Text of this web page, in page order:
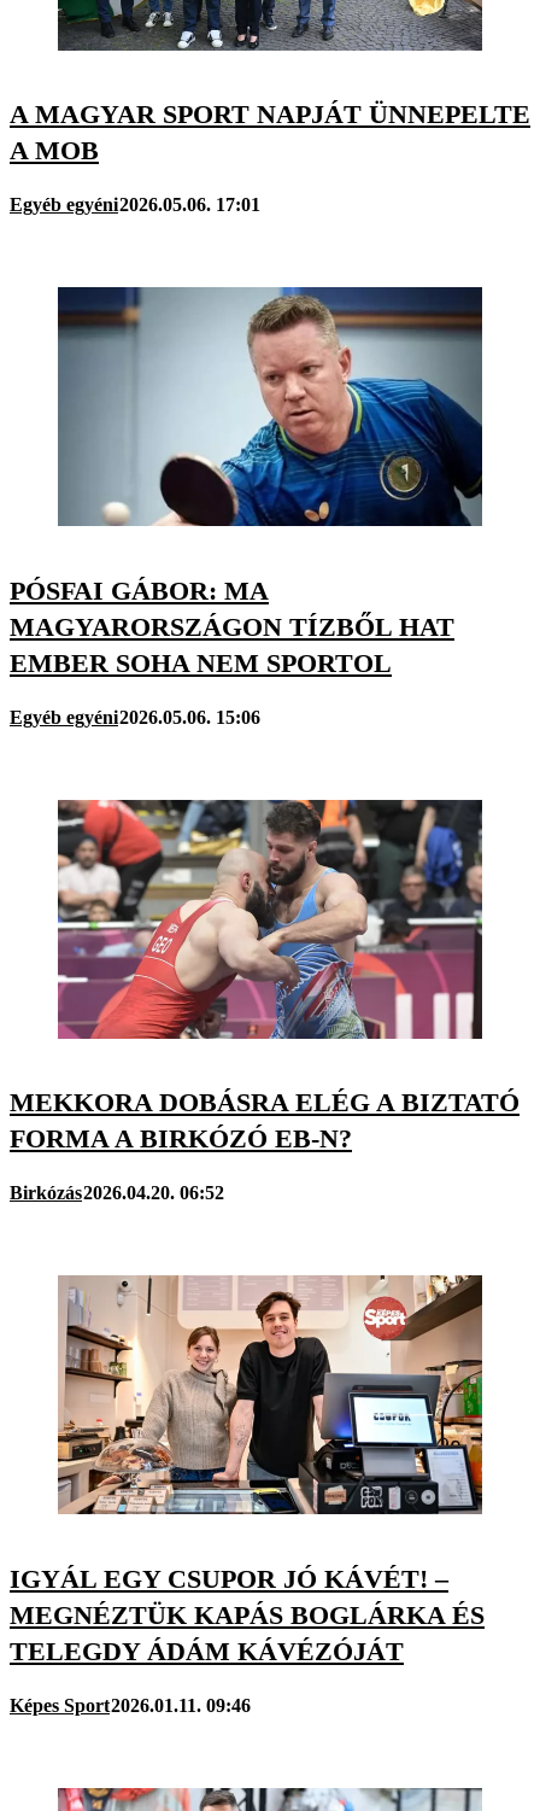
A MAGYAR SPORT NAPJÁT ÜNNEPELTE
A MOB
Egyéb egyéni2026.05.06. 17:01
PÓSFAI GÁBOR: MA
MAGYARORSZÁGON TÍZBŐL HAT
EMBER SOHA NEM SPORTOL
Egyéb egyéni2026.05.06. 15:06
MEKKORA DOBÁSRA ELÉG A BIZTATÓ
FORMA A BIRKÓZÓ EB-N?
Birkózás2026.04.20. 06:52
IGYÁL EGY CSUPOR JÓ KÁVÉT! –
MEGNÉZTÜK KAPÁS BOGLÁRKA ÉS
TELEGDY ÁDÁM KÁVÉZÓJÁT
Képes Sport2026.01.11. 09:46